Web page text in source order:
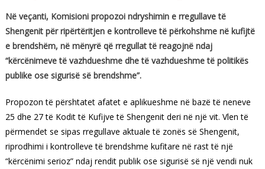
Në veçanti, Komisioni propozoi ndryshimin e rregullave të
Shengenit për ripërtëritjen e kontrolleve të përkohshme në kufijtë
e brendshëm, në mënyrë që rregullat të reagojnë ndaj
“kërcënimeve të vazhdueshme dhe të vazhdueshme të politikës
publike ose sigurisë së brendshme”.
Propozon të përshtatet afatet e aplikueshme në bazë të neneve
25 dhe 27 të Kodit të Kufijve të Shengenit deri në një vit. Vlen të
përmendet se sipas rregullave aktuale të zonës së Shengenit,
riprodhimi i kontrolleve të brendshme kufitare në rast të një
“kërcënimi serioz” ndaj rendit publik ose sigurisë së një vendi nuk